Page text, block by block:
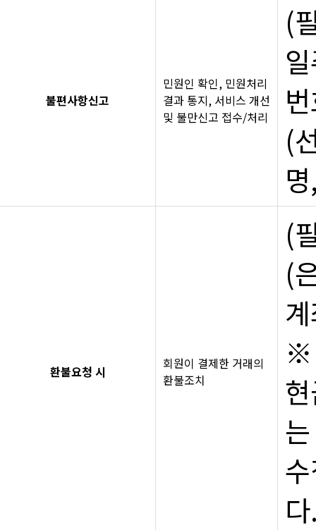
불편사항신고
민원인 확인, 민원처리
결과 통지, 서비스 개선
및 불만신고 접수/처리
(
(
환불요청 시
회원이 결제한 거래의
환불조치
(
(
※